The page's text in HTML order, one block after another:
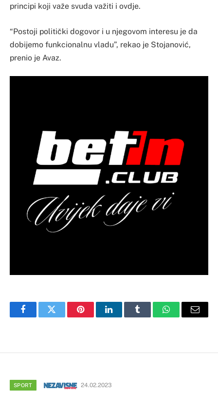
principi koji važe svuda važiti i ovdje.
“Postoji politički dogovor i u njegovom interesu je da
dobijemo funkcionalnu vladu”, rekao je Stojanović,
prenio je Avaz.
FacebookTwitter PinterestLinkedInTumblr WhatsAppEmail
SPORT 24.02.2023